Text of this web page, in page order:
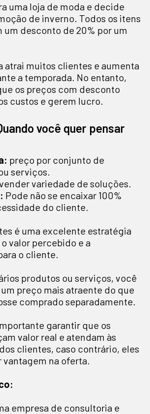
uma loja de moda e decide
de inverno. Todos os itens
um desconto de 20% por um
atrai muitos clientes e aumenta
a temporada. No entanto,
os preços com desconto
custos e gerem lucro.
você quer pensar
preço por conjunto de
serviços.
variedade de soluções.
Pode não se encaixar 100%
do cliente.
é uma excelente estratégia
valor percebido e a
o cliente.
produtos ou serviços, você
preço mais atraente do que
comprado separadamente.
garantir que os
valor real e atendam às
clientes, caso contrário, eles
vantagem na oferta.
empresa de consultoria e